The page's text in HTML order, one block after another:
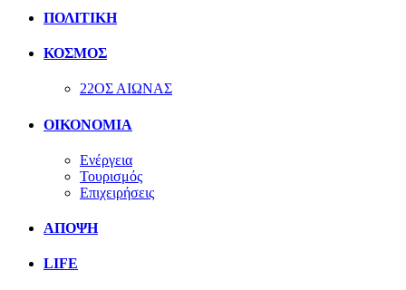
ΠΟΛΙΤΙΚΗ
ΚΟΣΜΟΣ
22ΟΣ ΑΙΩΝΑΣ
ΟΙΚΟΝΟΜΙΑ
Ενέργεια
Τουρισμός
Επιχειρήσεις
ΑΠΟΨΗ
LIFE